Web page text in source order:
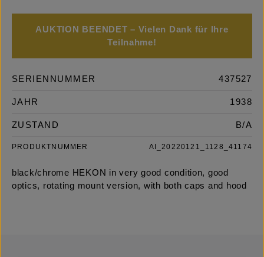
AUKTION BEENDET – Vielen Dank für Ihre
Teilnahme!
SERIENNUMMER 437527
JAHR 1938
ZUSTAND B/A
PRODUKTNUMMER AI_20220121_1128_41174
black/chrome HEKON in very good condition, good
optics, rotating mount version, with both caps and hood